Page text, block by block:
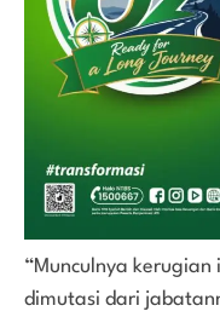
“Munculnya
dimutasi dari